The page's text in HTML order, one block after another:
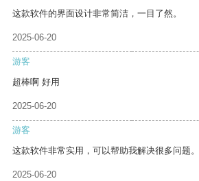
这款软件的界面设计非常简洁，一目了然。
2025-06-20
游客
超棒啊 好用
2025-06-20
游客
这款软件非常实用，可以帮助我解决很多问题。
2025-06-20